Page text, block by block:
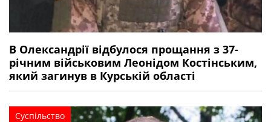
В Олександрії відбулося прощання з 37-
річним військовим Леонідом Костінським,
який загинув в Курській області
Суспільство